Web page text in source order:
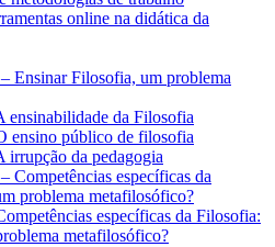
online na didática da
Ensinar Filosofia, um problema
ensinabilidade da Filosofia
ensino público de filosofia
irrupção da pedagogia
Competências específicas da
problema metafilosófico?
específicas da Filosofia:
metafilosófico?